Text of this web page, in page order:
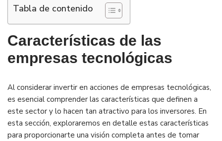
Tabla de contenido
Características de las
empresas tecnológicas
Al considerar invertir en acciones de empresas tecnológicas,
es esencial comprender las características que definen a
este sector y lo hacen tan atractivo para los inversores. En
esta sección, exploraremos en detalle estas características
para proporcionarte una visión completa antes de tomar